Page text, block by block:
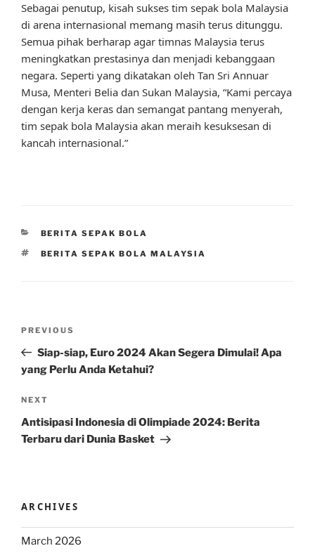
Sebagai penutup, kisah sukses tim sepak bola Malaysia
di arena internasional memang masih terus ditunggu.
Semua pihak berharap agar timnas Malaysia terus
meningkatkan prestasinya dan menjadi kebanggaan
negara. Seperti yang dikatakan oleh Tan Sri Annuar
Musa, Menteri Belia dan Sukan Malaysia, “Kami percaya
dengan kerja keras dan semangat pantang menyerah,
tim sepak bola Malaysia akan meraih kesuksesan di
kancah internasional.”
CATEGORIES
BERITA SEPAK BOLA
TAGS
BERITA SEPAK BOLA MALAYSIA
Previous
Post
PREVIOUS
Siap-siap, Euro 2024 Akan Segera Dimulai! Apa
yang Perlu Anda Ketahui?
Next
Post
NEXT
Antisipasi Indonesia di Olimpiade 2024: Berita
Terbaru dari Dunia Basket
ARCHIVES
March 2026